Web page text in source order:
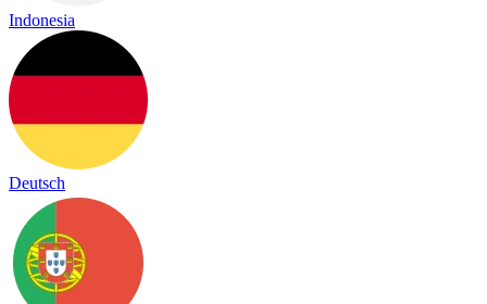
Indonesia
Deutsch